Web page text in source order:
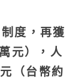
度，再獲
元），人
（台幣約